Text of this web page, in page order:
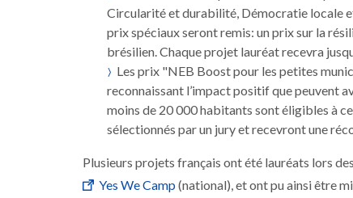
Circularité et durabilité, Démocratie locale
prix spéciaux seront remis: un prix sur la
brésilien. Chaque projet lauréat recevra
Les prix "NEB Boost pour les petites
reconnaissant l’impact positif que peuvent
moins de 20 000 habitants sont éligibles à
sélectionnés par un jury et recevront une
Plusieurs projets français ont été lauréats lors
Yes We Camp (national), et ont pu ainsi être